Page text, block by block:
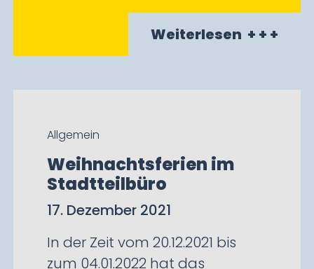
Weiterlesen + + +
Allgemein
Weihnachtsferien im
Stadtteilbüro
17. Dezember 2021
In der Zeit vom 20.12.2021 bis
zum 04.01.2022 hat das